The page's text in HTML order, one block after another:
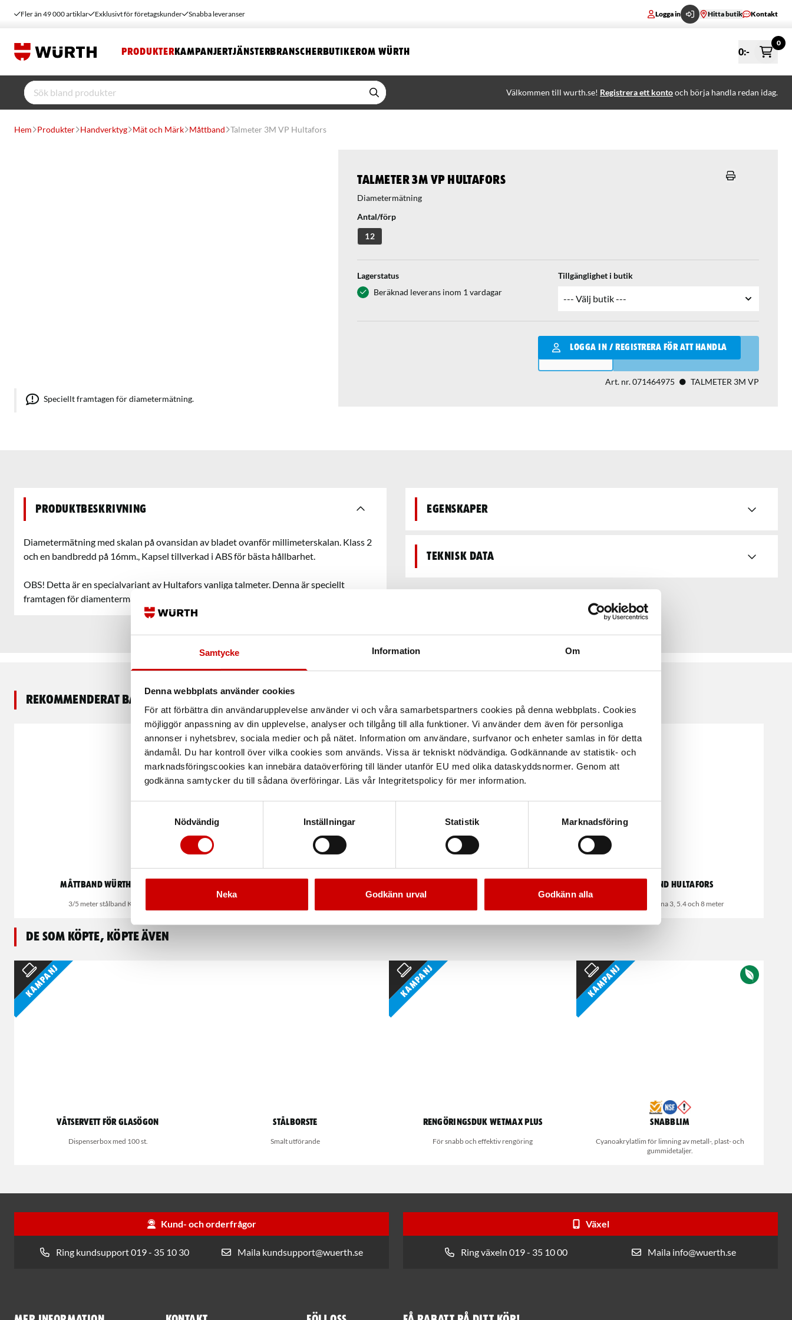
Samtycke Information Om
Denna webbplats använder cookies
För att förbättra din användarupplevelse använder vi och våra samarbetspartners cookies på denna webbplats. Cookies
möjliggör anpassning av din upplevelse, analyser och tillgång till alla funktioner. Vi använder dem även för personliga
annonser i nyhetsbrev, sociala medier och på nätet. Information om användare, surfvanor och enheter samlas in för detta
ändamål. Du har kontroll över vilka cookies som används. Vissa är tekniskt nödvändiga. Godkännande av statistik- och
marknadsföringscookies kan innebära dataöverföring till länder utanför EU med olika dataskyddsnormer. Genom att
godkänna samtycker du till sådana överföringar. Läs vår Integritetspolicy för mer information.
Nödvändig
Inställningar Statistik Marknadsföring
Neka Godkänn urval Godkänn alla
Fler än 49 000 artiklar Exklusivt för företagskunder Snabba leveranser Logga in Hitta butik Kontakt
PRODUKTER KAMPANJERTJÄNSTERBRANSCHERBUTIKEROM WÜRTH 0:-
0
Välkommen till wurth.se! Registrera ett kontooch börja handla redan idag.
Hem Produkter Handverktyg Mät och Märk Måttband Talmeter 3M VP Hultafors
Talmeter 3M VP Hultafors
Diametermätning
Antal/förp
12
Lagerstatus
Beräknad leverans inom 1 vardagar
Tillgänglighet i butik
LOGGA IN / REGISTRERA FÖR ATT HANDLA
Qantity
LÄGG I VARUKORGEN
Art. nr.071464975
TALMETER 3M VP
Speciellt framtagen för diametermätning.
Produktbeskrivning
Diametermätning med skalan på ovansidan av bladet ovanför millimeterskalan. Klass 2
och en bandbredd på 16mm., Kapsel tillverkad i ABS för bästa hållbarhet.
OBS! Detta är en specialvariant av Hultafors vanliga talmeter. Denna är speciellt
framtagen för diamentermätning.
Egenskaper
Teknisk data
Rekommenderat baserat på vald produkt
Måttband Würth 3/5 m
3/5 meter stålband Klass ll
Måttband Hultafors
Finns i längderna 3, 5.4 och 8 meter
De som köpte, köpte även
Kampanj
Våtservett för glasögon
Dispenserbox med 100 st.
Stålborste
Smalt utförande
Kampanj
Rengöringsduk Wetmax Plus
För snabb och effektiv rengöring
Kampanj
Snabblim
Cyanoakrylatlim för limning av metall-, plast- och
gummidetaljer.
Kund- och orderfrågor
Ring kundsupport 019 - 35 10 30 Maila kundsupport@wuerth.se
Växel
Ring växeln 019 - 35 10 00 Maila info@wuerth.se